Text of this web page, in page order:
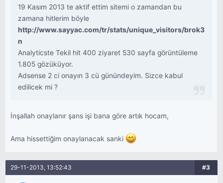
19 Kasım 2013 te aktif ettim sitemi o zamandan bu
zamana hitlerim böyle
http://www.sayyac.com/tr/stats/unique_visitors/brok3
n
Analyticste Tekil hit 400 ziyaret 530 sayfa görüntüleme
1.805 gözüküyor.
Adsense 2 ci onayın 3 cü günündeyim. Sizce kabul
edilicek mi ?
İnşallah onaylanır şans işi bana göre artık hocam,
Ama hissettiğim onaylanacak sanki
29-11-2013, 13:52:43 #3